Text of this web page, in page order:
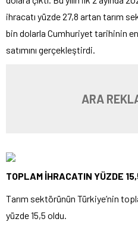
ihracatı yüzde 27,8 artan tarım
bin dolarla Cumhuriyet tarihinin
satımını gerçekleştirdi.
ARA
TOPLAM İHRACATIN YÜZDE
Tarım sektörünün Türkiye’nin
yüzde 15,5 oldu.